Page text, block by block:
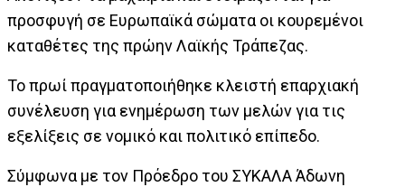
προσφυγή σε Ευρωπαϊκά σώματα οι κουρεμένοι
καταθέτες της πρώην Λαϊκής Τράπεζας.
Το πρωί πραγματοποιήθηκε κλειστή επαρχιακή
συνέλευση για ενημέρωση των μελών για τις
εξελίξεις σε νομικό και πολιτικό επίπεδο.
Σύμφωνα με τον Πρόεδρο του ΣΥΚΑΛΑ Άδωνη